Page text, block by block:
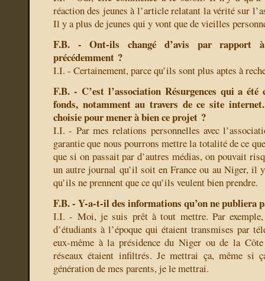
réaction des jeunes à l’article relatant la vérité sur
Il y a plus de jeunes qui y vont que de vieilles
F.B. - Ont-ils changé d’avis par rapport
précédemment ?
I.I. - Certainement, parce qu’ils sont plus aptes à
F.B. - C’est l’association Résurgences qui a été
fonds, notamment au travers de ce site
choisie pour mener à bien ce projet ?
I.I. - Par mes relations personnelles avec
garantie que nous pourrons mettre la totalité de ce
que si on passait par d’autres médias, on pouvait
un autre journal qu’il soit en France ou au Niger, il
qu’ils ne prennent que ce qu’ils veulent bien prendre.
F.B. - Y-a-t-il des informations qu’on ne publiera
I.I. - Moi, je suis prêt à tout mettre. Par
d’étudiants à l’époque qui étaient transmises par
eux-même à la présidence du Niger ou de la
réseaux étaient infiltrés. Je mettrai ça, même si
génération de mes parents, je le mettrai.